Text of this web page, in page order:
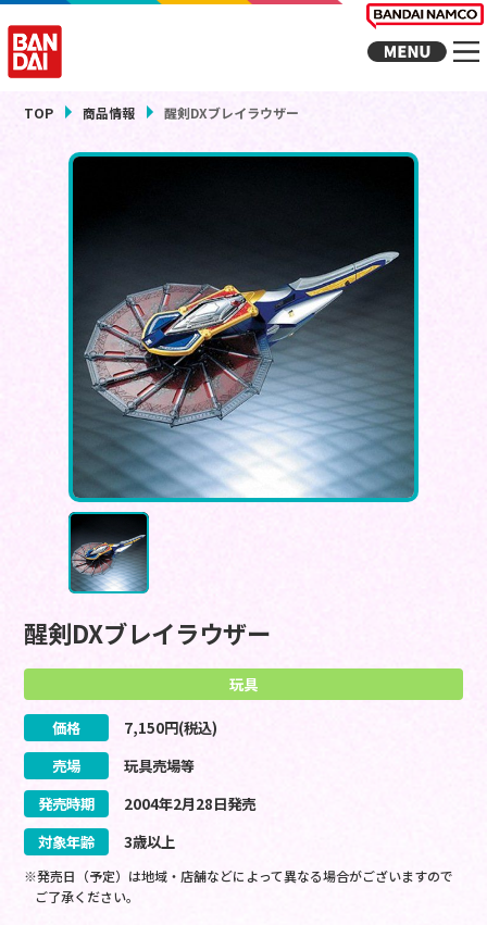
TOP 商品情報 醒剣DXブレイラウザー
醒剣DXブレイラウザー
玩具
価格 7,150円(税込)
売場
玩具売場等
発売時期
2004年2月28日発売
対象年齢
3歳以上
※発売日（予定）は地域・店舗などによって異なる場合がございますので
ご了承ください。